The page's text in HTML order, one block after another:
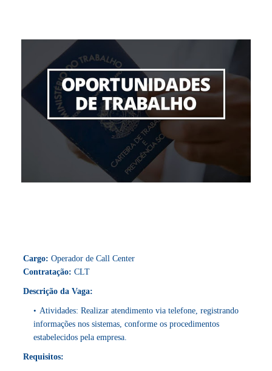
Cargo: Operador de Call Center
Contratação: CLT
Descrição da Vaga:
Atividades: Realizar atendimento via telefone, registrando
informações nos sistemas, conforme os procedimentos
estabelecidos pela empresa.
Requisitos: